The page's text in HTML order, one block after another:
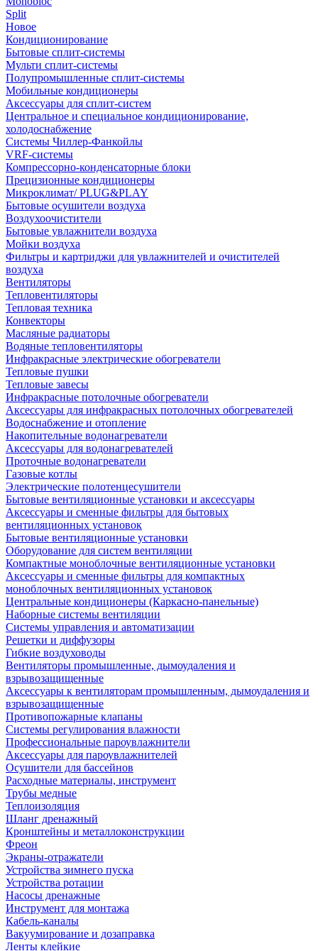
Split
Новое
Кондиционирование
Бытовые сплит-системы
Мульти сплит-системы
Полупромышленные сплит-системы
Мобильные кондиционеры
Аксессуары для сплит-систем
Центральное и специальное кондиционирование,
холодоснабжение
Системы Чиллер-Фанкойлы
VRF-системы
Компрессорно-конденсаторные блоки
Прецизионные кондиционеры
Микроклимат/ PLUG&PLAY
Бытовые осушители воздуха
Воздухоочистители
Бытовые увлажнители воздуха
Мойки воздуха
Фильтры и картриджи для увлажнителей и очистителей
воздуха
Вентиляторы
Тепловентиляторы
Тепловая техника
Конвекторы
Масляные радиаторы
Водяные тепловентиляторы
Инфракрасные электрические обогреватели
Тепловые пушки
Тепловые завесы
Инфракрасные потолочные обогреватели
Аксессуары для инфракрасных потолочных обогревателей
Водоснабжение и отопление
Накопительные водонагреватели
Аксессуары для водонагревателей
Проточные водонагреватели
Газовые котлы
Электрические полотенцесушители
Бытовые вентиляционные установки и аксессуары
Аксессуары и сменные фильтры для бытовых
вентиляционных установок
Бытовые вентиляционные установки
Оборудование для систем вентиляции
Компактные моноблочные вентиляционные установки
Аксессуары и сменные фильтры для компактных
моноблочных вентиляционных установок
Центральные кондиционеры (Каркасно-панельные)
Наборные системы вентиляции
Системы управления и автоматизации
Решетки и диффузоры
Гибкие воздуховоды
Вентиляторы промышленные, дымоудаления и
взрывозащищенные
Аксессуары к вентиляторам промышленным, дымоудаления и
взрывозащищенные
Противопожарные клапаны
Системы регулирования влажности
Профессиональные пароувлажнители
Аксессуары для пароувлажнителей
Осушители для бассейнов
Расходные материалы, инструмент
Трубы медные
Теплоизоляция
Шланг дренажный
Кронштейны и металлоконструкции
Фреон
Экраны-отражатели
Устройства зимнего пуска
Устройства ротации
Насосы дренажные
Инструмент для монтажа
Кабель-каналы
Вакуумирование и дозаправка
Ленты клейкие